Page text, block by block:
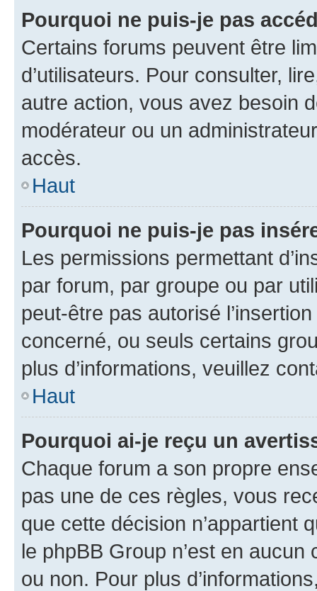
Pourquoi ne puis-je pas
Certains forums peuvent être
d’utilisateurs. Pour consulter,
autre action, vous avez besoin
modérateur ou un
accès.
Haut
Pourquoi ne puis-je pas
Les permissions permettant
par forum, par groupe ou par
peut-être pas autorisé
concerné, ou seuls certains
plus d’informations, veuillez
Haut
Pourquoi ai-je reçu un
Chaque forum a son propre
pas une de ces règles, vous
que cette décision n’appartient
le phpBB Group n’est en
ou non. Pour plus